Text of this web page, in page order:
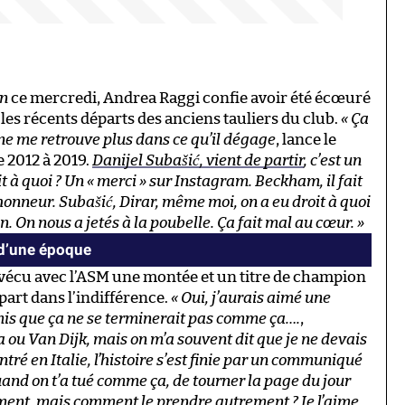
ce mercredi, Andrea Raggi confie avoir été écœuré
récents départs des anciens tauliers du club. « Ça
me retrouve plus dans ce qu’il dégage, lance le
à 2019. Danijel Subašić, vient de partir, c’est un
à quoi ? Un « merci » sur Instagram. Beckham, il fait
Subašić, Dirar, même moi, on a eu droit à quoi
On nous a jetés à la poubelle. Ça fait mal au cœur. »
époque
avec l’ASM une montée et un titre de champion
dans l’indifférence. « Oui, j’aurais aimé une
que ça ne se terminerait pas comme ça….,
ou Van Dijk, mais on m’a souvent dit que je ne devais
en Italie, l’histoire s’est finie par un communiqué
on t’a tué comme ça, de tourner la page du jour
mais comment le prendre autrement ? Je l’aime,